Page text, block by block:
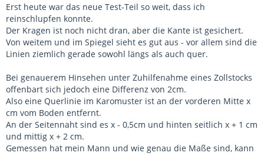
Erst heute war das neue Test-Teil so weit, dass ich
reinschlupfen konnte.
Der Kragen ist noch nicht dran, aber die Kante ist gesichert.
Von weitem und im Spiegel sieht es gut aus - vor allem sind die
Linien ziemlich gerade sowohl längs als auch quer.
Bei genauerem Hinsehen unter Zuhilfenahme eines Zollstocks
offenbart sich jedoch eine Differenz von 2cm.
Also eine Querlinie im Karomuster ist an der vorderen Mitte x
cm vom Boden entfernt.
An der Seitennaht sind es x - 0,5cm und hinten seitlich x + 1 cm
und mittig x + 2 cm.
Gemessen hat mein Mann und wie genau die Maße sind, kann